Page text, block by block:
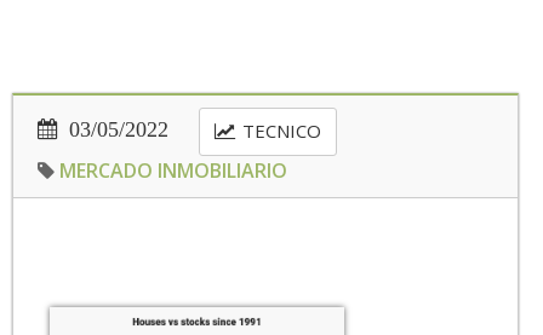
03/05/2022 TECNICO
MERCADO INMOBILIARIO